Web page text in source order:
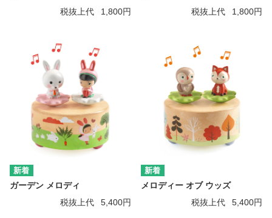
税抜上代
1,800円
税抜上代
1,800円
ガーデン メロディ
税抜上代
5,400円
メロディー オブ ウッズ
税抜上代
5,400円